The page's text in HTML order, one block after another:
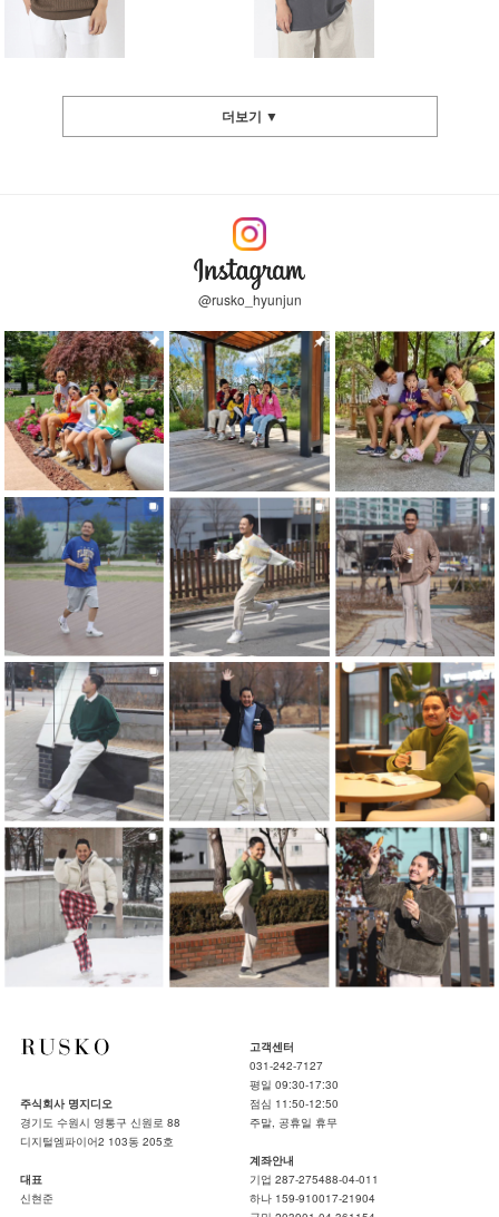
더보기 ▼
@rusko_hyunjun
주식회사 명지디오
경기도 수원시 영통구 신원로 88
디지털엠파이어2 103동 205호
대표
신현준
고객센터
031-242-7127
평일 09:30-17:30
점심 11:50-12:50
주말, 공휴일 휴무
계좌안내
기업 287-275488-04-011
하나 159-910017-21904